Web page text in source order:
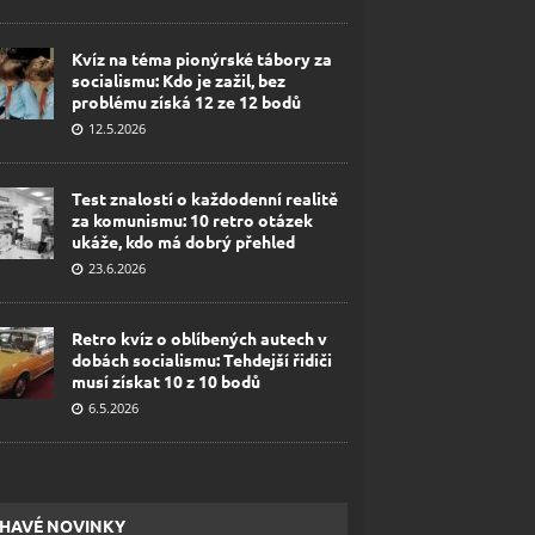
Kvíz na téma pionýrské tábory za
socialismu: Kdo je zažil, bez
problému získá 12 ze 12 bodů
12.5.2026
Test znalostí o každodenní realitě
za komunismu: 10 retro otázek
ukáže, kdo má dobrý přehled
23.6.2026
Retro kvíz o oblíbených autech v
dobách socialismu: Tehdejší řidiči
musí získat 10 z 10 bodů
6.5.2026
NOVINKY